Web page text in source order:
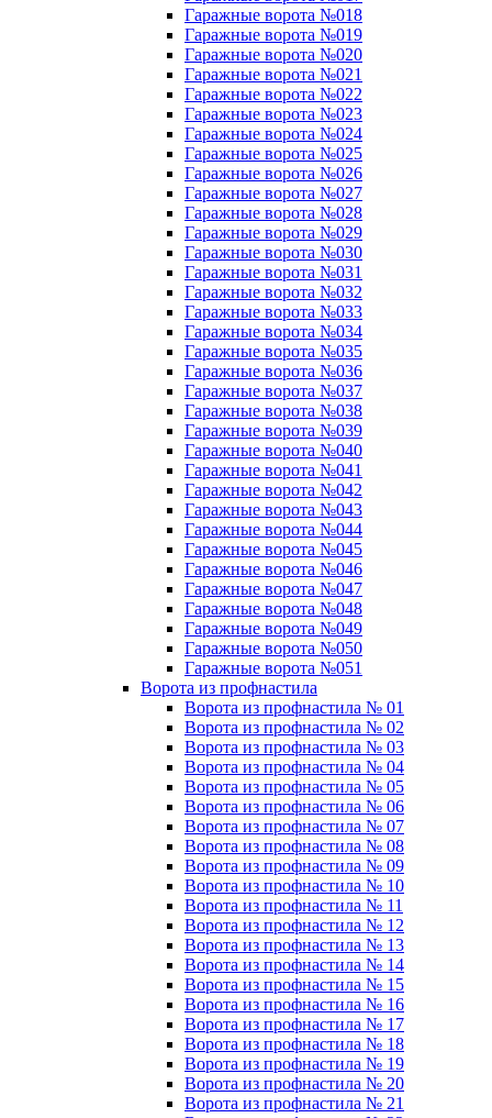
Гаражные ворота №018
Гаражные ворота №019
Гаражные ворота №020
Гаражные ворота №021
Гаражные ворота №022
Гаражные ворота №023
Гаражные ворота №024
Гаражные ворота №025
Гаражные ворота №026
Гаражные ворота №027
Гаражные ворота №028
Гаражные ворота №029
Гаражные ворота №030
Гаражные ворота №031
Гаражные ворота №032
Гаражные ворота №033
Гаражные ворота №034
Гаражные ворота №035
Гаражные ворота №036
Гаражные ворота №037
Гаражные ворота №038
Гаражные ворота №039
Гаражные ворота №040
Гаражные ворота №041
Гаражные ворота №042
Гаражные ворота №043
Гаражные ворота №044
Гаражные ворота №045
Гаражные ворота №046
Гаражные ворота №047
Гаражные ворота №048
Гаражные ворота №049
Гаражные ворота №050
Гаражные ворота №051
Ворота из профнастила
Ворота из профнастила № 01
Ворота из профнастила № 02
Ворота из профнастила № 03
Ворота из профнастила № 04
Ворота из профнастила № 05
Ворота из профнастила № 06
Ворота из профнастила № 07
Ворота из профнастила № 08
Ворота из профнастила № 09
Ворота из профнастила № 10
Ворота из профнастила № 11
Ворота из профнастила № 12
Ворота из профнастила № 13
Ворота из профнастила № 14
Ворота из профнастила № 15
Ворота из профнастила № 16
Ворота из профнастила № 17
Ворота из профнастила № 18
Ворота из профнастила № 19
Ворота из профнастила № 20
Ворота из профнастила № 21